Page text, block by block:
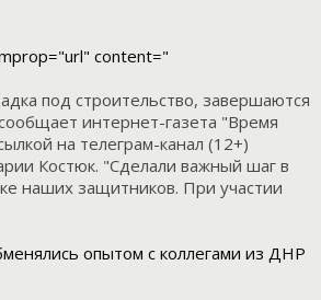
content="
под строительство, завершаются
интернет-газета "Время
на телеграм-канал (12+)
Костюк. "Сделали важный шаг в
наших защитников. При участии